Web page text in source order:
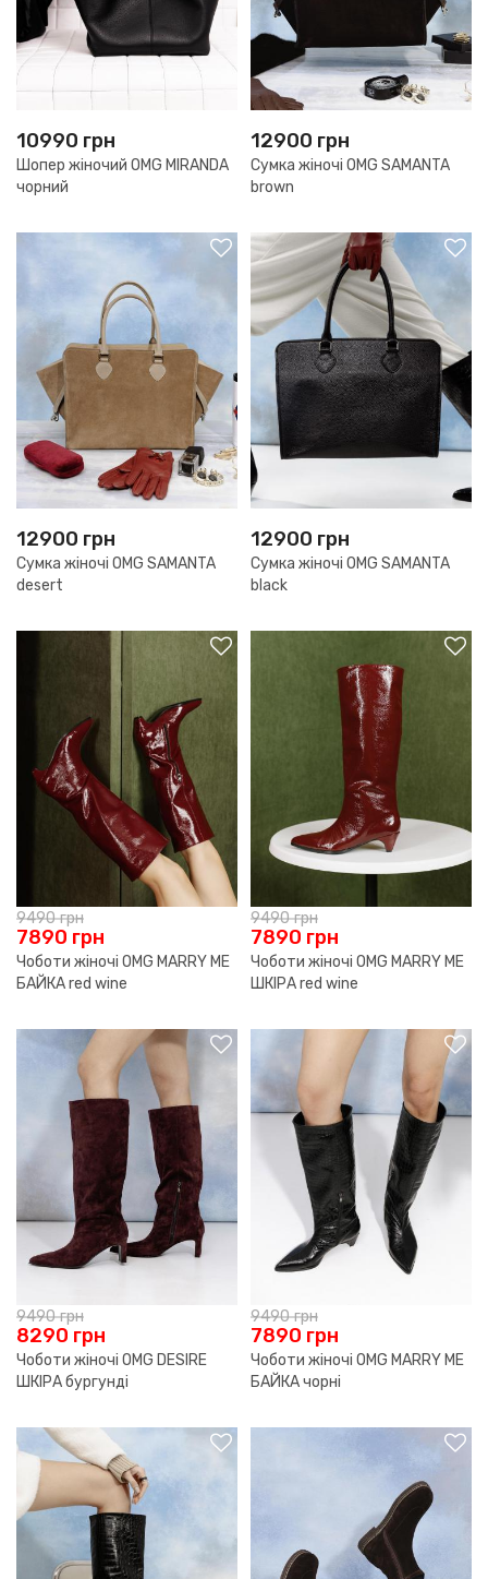
10990 грн
Шопер жіночий OMG MIRANDA
чорний
12900 грн
Сумка жіночі OMG SAMANTA
brown
12900 грн
Сумка жіночі OMG SAMANTA
desert
12900 грн
Сумка жіночі OMG SAMANTA
black
9490грн
7890 грн
Чоботи жіночі OMG MARRY ME
БАЙКА red wine
9490грн
7890 грн
Чоботи жіночі OMG MARRY ME
ШКІРА red wine
9490грн
8290 грн
Чоботи жіночі OMG DESIRE
ШКІРА бургунді
9490грн
7890 грн
Чоботи жіночі OMG MARRY ME
БАЙКА чорні